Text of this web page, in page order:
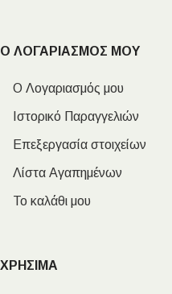
Ο ΛΟΓΑΡΙΑΣΜΟΣ ΜΟΥ
Ο Λογαριασμός μου
Ιστορικό Παραγγελιών
Επεξεργασία στοιχείων
Λίστα Αγαπημένων
Το καλάθι μου
ΧΡΗΣΙΜΑ